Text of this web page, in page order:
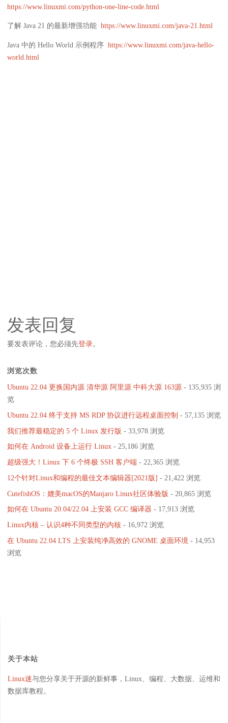
https://www.linuxmi.com/python-one-line-code.html
了解 Java 21 的最新增强功能 https://www.linuxmi.com/java-21.html
Java 中的 Hello World 示例程序 https://www.linuxmi.com/java-hello-
world.html
发表回复
要发表评论，您必须先登录。
浏览次数
Ubuntu 22.04 更换国内源 清华源 阿里源 中科大源 163源- 135,935 浏
览
Ubuntu 22.04 终于支持 MS RDP 协议进行远程桌面控制 - 57,135 浏览
我们推荐最稳定的 5 个 Linux 发行版 - 33,978 浏览
如何在 Android 设备上运行 Linux- 25,186 浏览
超级强大！Linux 下 6 个终极 SSH 客户端- 22,365 浏览
12个针对Linux和编程的最佳文本编辑器[2021版] - 21,422 浏览
CutefishOS：媲美macOS的Manjaro Linux社区体验版 - 20,865 浏览
如何在 Ubuntu 20.04/22.04 上安装 GCC 编译器 - 17,913 浏览
Linux内核 – 认识4种不同类型的内核- 16,972 浏览
在 Ubuntu 22.04 LTS 上安装纯净高效的 GNOME 桌面环境 - 14,953
浏览
关于本站
Linux迷与您分享关于开源的新鲜事，Linux、编程、大数据、运维和
数据库教程。